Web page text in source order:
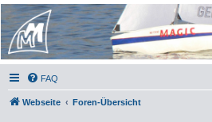
Micro Magic Forum
Deutschland
FAQ
Webseite Foren-Übersicht